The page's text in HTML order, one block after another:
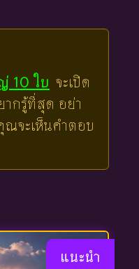
10 ใบ จะเปิด
กรู้ที่สุด อย่า
ณจะเห็นคำตอบ
แนะนำ